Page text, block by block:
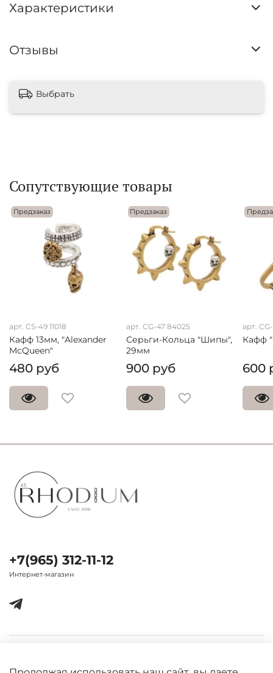
Характеристики
Отзывы
Выбрать
Сопутствующие товары
Предзаказ
арт. CS-49 11018
Кафф 13мм, "Alexander
McQueen"
480 руб
Предзаказ
арт. CG-47 84025
Серьги-Кольца "Шипы",
29мм
900 руб
арт.
Кафф
600
+7(965) 312-11-12
Интернет-магазин